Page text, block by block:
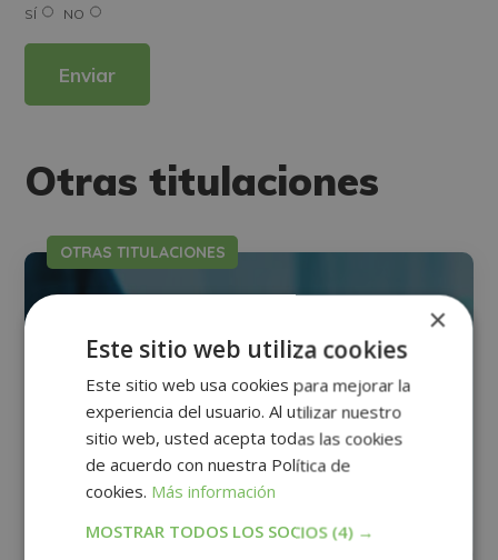
los productos ofrecidos y otros tipo de productos que fueran de su
interés.
Derechos: Puede ejercitar sus derechos identificándose suficientemente,
Para más información consulte nuestra Política de Privacidad.
SÍ NO
Otras titulaciones
OTRAS TITULACIONES
×
Este sitio web utiliza cookies
Este sitio web usa cookies para mejorar la
experiencia del usuario. Al utilizar nuestro
sitio web, usted acepta todas las cookies
de acuerdo con nuestra Política de
cookies. Más información
MOSTRAR TODOS LOS SOCIOS (4) →